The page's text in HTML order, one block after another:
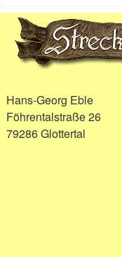
Hans-Georg Eble
Föhrentalstraße 26
79286 Glottertal